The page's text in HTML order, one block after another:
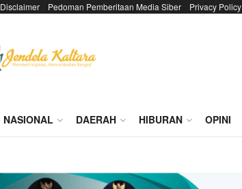
Disclaimer Pedoman Pemberitaan Media Siber Privacy Policy
NASIONAL DAERAH HIBURAN OPINI